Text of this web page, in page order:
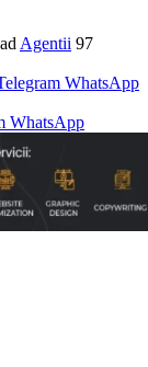
Agentii 97
WhatsApp
WhatsApp